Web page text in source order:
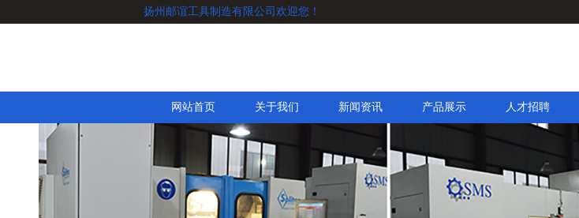
扬州邮谊工具制造有限公司欢迎您！
网站首页 关于我们 新闻资讯 产品展示 人才招聘